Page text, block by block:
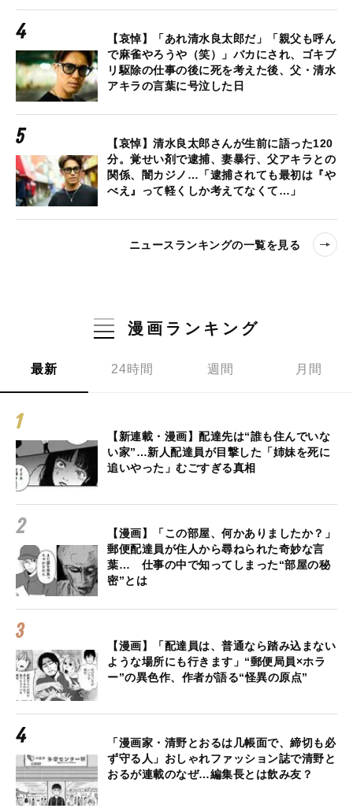
【哀悼】「あれ清水良太郎だ」「親父も呼ん
で麻雀やろうや（笑）」バカにされ、ゴキブ
リ駆除の仕事の後に死を考えた後、父・清水
アキラの言葉に号泣した日
【哀悼】清水良太郎さんが生前に語った120
分。覚せい剤で逮捕、妻暴行、父アキラとの
関係、闇カジノ…「逮捕されても最初は『や
べえ』って軽くしか考えてなくて…」
ニュースランキングの一覧を見る
漫画ランキング
最新 24時間 週間 月間
【新連載・漫画】配達先は“誰も住んでいな
い家”…新人配達員が目撃した「姉妹を死に
追いやった」むごすぎる真相
【漫画】「この部屋、何かありましたか？」
郵便配達員が住人から尋ねられた奇妙な言
葉… 仕事の中で知ってしまった“部屋の秘
密”とは
【漫画】「配達員は、普通なら踏み込まない
ような場所にも行きます」“郵便局員×ホラ
ー”の異色作、作者が語る“怪異の原点”
「漫画家・清野とおるは几帳面で、締切も必
ず守る人」おしゃれファッション誌で清野と
おるが連載のなぜ…編集長とは飲み友？